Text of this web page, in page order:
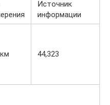
Источник
информации
44,323